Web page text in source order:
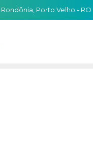
Porto Velho - RO